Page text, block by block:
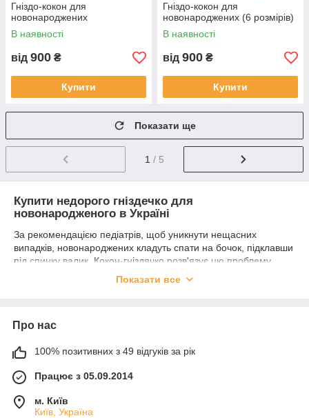
Гніздо-кокон для
новонароджених
В наявності
від 900 ₴
Купити
Гніздо-кокон для
новонароджених (6 розмірів)
В наявності
від 900 ₴
Купити
Показати ще
1 / 5
Купити недорого гніздечко для
новонародженого в Україні
За рекомендацією педіатрів, щоб уникнути нещасних
випадків, новонароджених кладуть спати на бочок, підклавши
під спинку валик. Кокон-гніздячко розв'язує цю проблему,
адже його бортики зроблені у формі м'яких і водночас
завжди поруч. Позиціонер з відстібним матрациком і ручками
Показати все
Про нас
100% позитивних з 49 відгуків за рік
Працює з 05.09.2014
м. Київ
Київ, Україна